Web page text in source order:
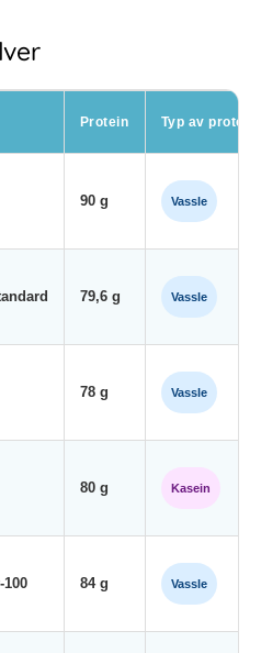
Protein Typ av protein
90 g Vassle
79,6 g Vassle
78 g Vassle
80 g Kasein
84 g Vassle